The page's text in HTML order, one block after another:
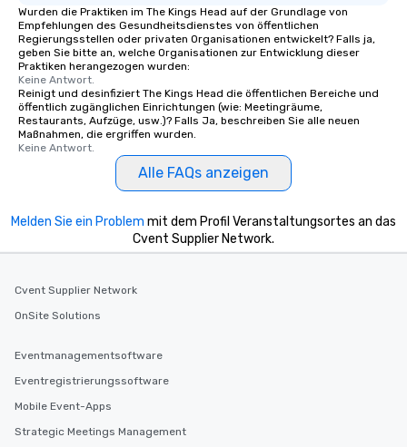
Wurden die Praktiken im The Kings Head auf der Grundlage von
Empfehlungen des Gesundheitsdienstes von öffentlichen
Regierungsstellen oder privaten Organisationen entwickelt? Falls ja,
geben Sie bitte an, welche Organisationen zur Entwicklung dieser
Praktiken herangezogen wurden:
Keine Antwort.
Reinigt und desinfiziert The Kings Head die öffentlichen Bereiche und
öffentlich zugänglichen Einrichtungen (wie: Meetingräume,
Restaurants, Aufzüge, usw.)? Falls Ja, beschreiben Sie alle neuen
Maßnahmen, die ergriffen wurden.
Keine Antwort.
Alle FAQs anzeigen
Melden Sie ein Problem mit dem Profil Veranstaltungsortes an das
Cvent Supplier Network.
Cvent Supplier Network
OnSite Solutions
Eventmanagementsoftware
Eventregistrierungssoftware
Mobile Event-Apps
Strategic Meetings Management